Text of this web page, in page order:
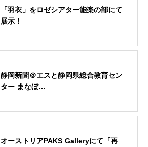
「羽衣」をロゼシアター能楽の部にて
展示！
静岡新聞＠エスと静岡県総合教育セン
ター まなぼ…
オーストリアPAKS Galleryにて「再